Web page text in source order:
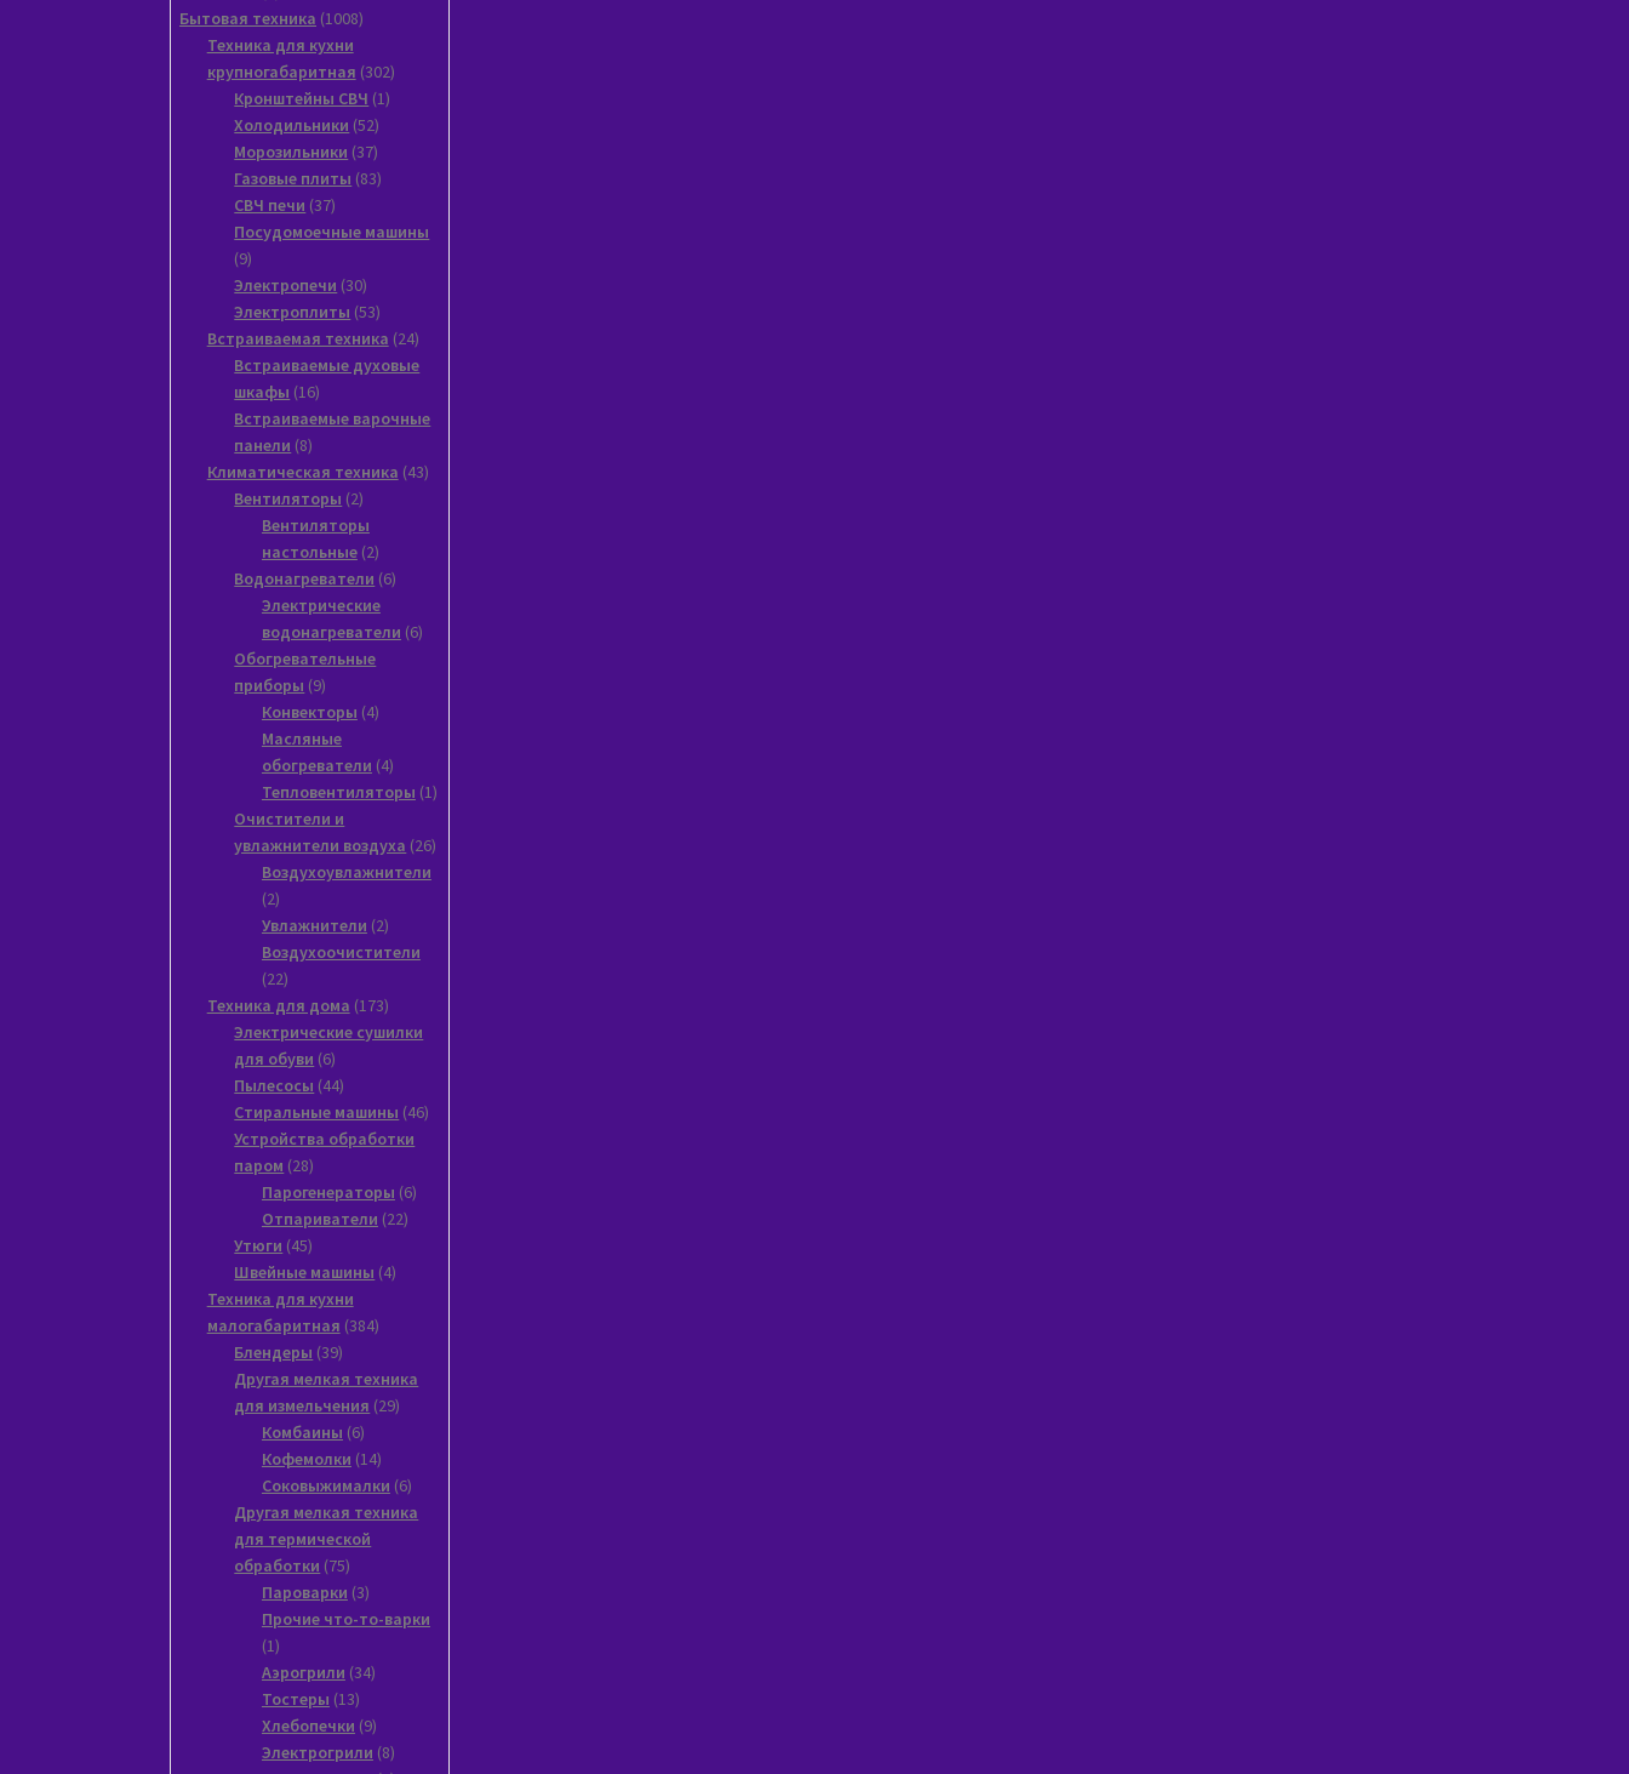
товара
Бытовая техника 10081008
Техника для кухни
крупногабаритная 302302
товара
Кронштейны СВЧ 11
Холодильники 5252
товара
Морозильники 3737
товаров
Газовые плиты 8383
СВЧ печи 3737
товаров
Посудомоечные машины
99
товаров
Электропечи 3030
товаров
Электроплиты 5353
товара
Встраиваемая техника 2424
товара
Встраиваемые духовые
шкафы 1616
товаров
Встраиваемые варочные
панели 88
товаров
Климатическая техника 4343
Вентиляторы 22
товара
Вентиляторы
настольные 22
товара
Водонагреватели 66
Электрические
водонагреватели 66
Обогревательные
приборы 99
товаров
Конвекторы 44
Масляные
обогреватели 44
товара
Тепловентиляторы 11
Очистители и
увлажнители воздуха 2626
Воздухоувлажнители
22
товара
Увлажнители 22
товара
Воздухоочистители
2222
товара
Техника для дома 173173
товара
Электрические сушилки
для обуви 66
товаров
Пылесосы 4444
товара
Стиральные машины 4646
Устройства обработки
паром 2828
товаров
Парогенераторы 66
Отпариватели 2222
Утюги 4545
товаров
Швейные машины 44
Техника для кухни
малогабаритная 384384
Блендеры 3939
товаров
Другая мелкая техника
для измельчения 2929
Комбаины 66
товаров
Кофемолки 1414
товаров
Соковыжималки 66
товаров
Другая мелкая техника
для термической
обработки 7575
товаров
Пароварки 33
товара
Прочие что-то-варки
11
товар
Аэрогрили 3434
Тостеры 1313
товаров
Хлебопечки 99
товаров
Электрогрили 88